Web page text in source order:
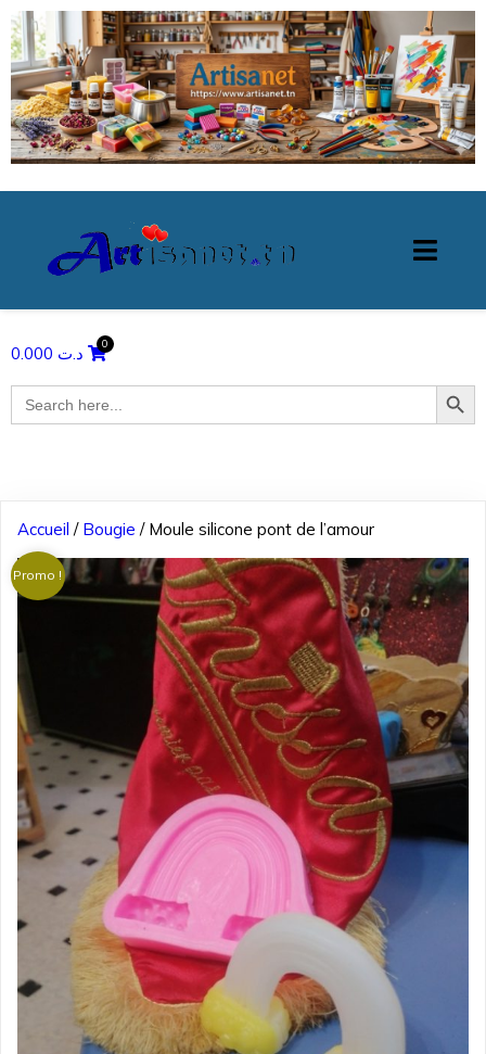
د.ت
Search
for:
Search Button
Accueil / Bougie / Moule silicone pont de l’amour
Promo !